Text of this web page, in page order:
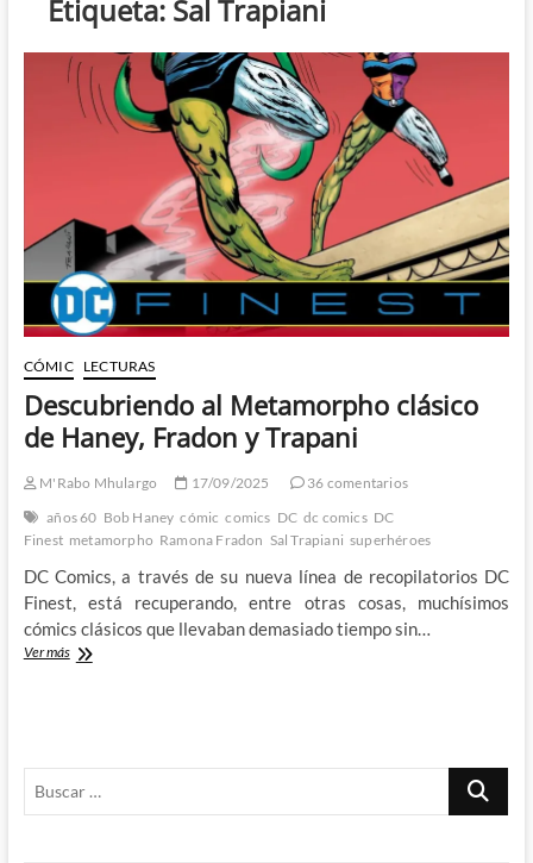
Etiqueta: Sal Trapiani
CÓMIC LECTURAS
Descubriendo al Metamorpho clásico
de Haney, Fradon y Trapani
M'Rabo Mhulargo 17/09/2025
36 comentarios
años 60 Bob Haney cómic comics DC dc comics DC
Finest metamorpho Ramona Fradon Sal Trapiani superhéroes
DC Comics, a través de su nueva línea de recopilatorios DC
Finest, está recuperando, entre otras cosas, muchísimos
cómics clásicos que llevaban demasiado tiempo sin…
Ver másDescubriendo
y
Buscar